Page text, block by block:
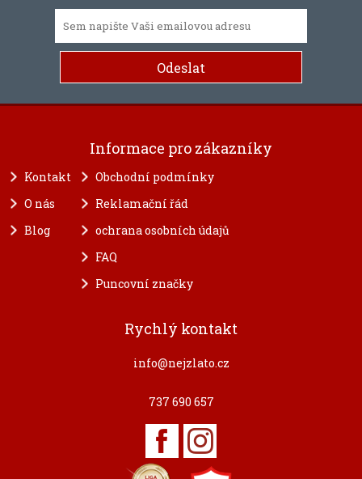
Informace pro zákazníky
Kontakt
O nás
Blog
Obchodní podmínky
Reklamační řád
ochrana osobních údajů
FAQ
Puncovní značky
Rychlý kontakt
info@nejzlato.cz
737 690 657